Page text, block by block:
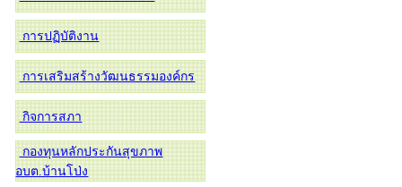
การปฏิบัติงาน
การเสริมสร้างวัฒนธรรมองค์กร
กิจการสภา
กองทุนหลักประกันสุขภาพ
อบต.บ้านโป่ง